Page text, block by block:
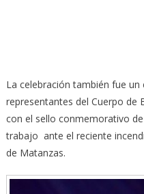
La celebración también fue un
representantes del Cuerpo de
con el sello conmemorativo
trabajo ante el reciente
de Matanzas.